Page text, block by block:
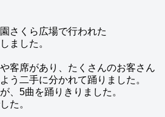
さくら広場で行われた
ました。
客席があり、たくさんのお客さん
う二手に分かれて踊りました。
、5曲を踊りきりました。
た。